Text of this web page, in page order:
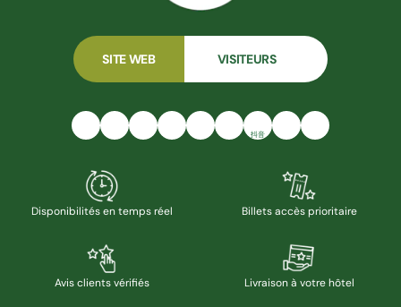
SITE WEB VISITEURS
抖音
Disponibilités en temps réel Billets accès prioritaire
Avis clients vérifiés Livraison à votre hôtel